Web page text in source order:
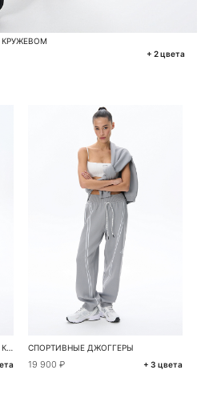
+ 2 цвета
ПРЯМЫЕ БРЮКИ С ЛАМПАСАМИ И КРУЖЕВОМ СПОРТИВНЫЕ ДЖОГГЕРЫ
19 900 ₽ + 3 цвета